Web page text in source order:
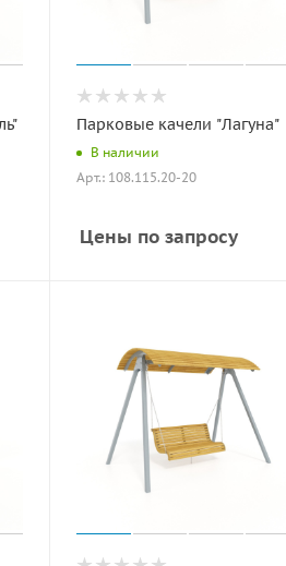
Парковые качели "Лагуна"
В наличии
Арт.: 108.115.20-20
Цены по запросу